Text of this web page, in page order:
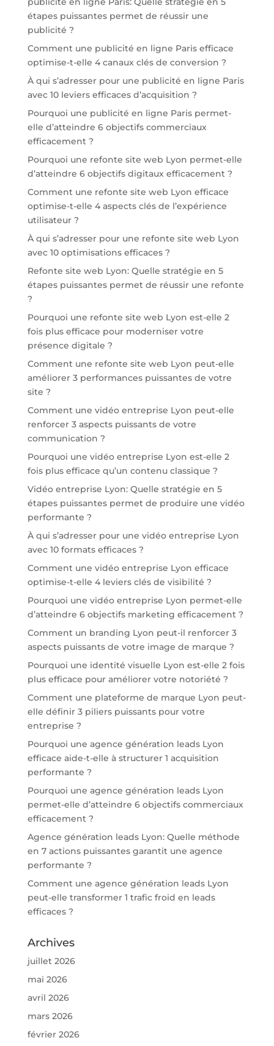
étapes puissantes permet de réussir une
publicité ?
Comment une publicité en ligne Paris efficace
optimise-t-elle 4 canaux clés de conversion ?
À qui s’adresser pour une publicité en ligne Paris
avec 10 leviers efficaces d’acquisition ?
Pourquoi une publicité en ligne Paris permet-
elle d’atteindre 6 objectifs commerciaux
efficacement ?
Pourquoi une refonte site web Lyon permet-elle
d’atteindre 6 objectifs digitaux efficacement ?
Comment une refonte site web Lyon efficace
optimise-t-elle 4 aspects clés de l’expérience
utilisateur ?
À qui s’adresser pour une refonte site web Lyon
avec 10 optimisations efficaces ?
Refonte site web Lyon: Quelle stratégie en 5
étapes puissantes permet de réussir une refonte
?
Pourquoi une refonte site web Lyon est-elle 2
fois plus efficace pour moderniser votre
présence digitale ?
Comment une refonte site web Lyon peut-elle
améliorer 3 performances puissantes de votre
site ?
Comment une vidéo entreprise Lyon peut-elle
renforcer 3 aspects puissants de votre
communication ?
Pourquoi une vidéo entreprise Lyon est-elle 2
fois plus efficace qu’un contenu classique ?
Vidéo entreprise Lyon: Quelle stratégie en 5
étapes puissantes permet de produire une vidéo
performante ?
À qui s’adresser pour une vidéo entreprise Lyon
avec 10 formats efficaces ?
Comment une vidéo entreprise Lyon efficace
optimise-t-elle 4 leviers clés de visibilité ?
Pourquoi une vidéo entreprise Lyon permet-elle
d’atteindre 6 objectifs marketing efficacement ?
Comment un branding Lyon peut-il renforcer 3
aspects puissants de votre image de marque ?
Pourquoi une identité visuelle Lyon est-elle 2 fois
plus efficace pour améliorer votre notoriété ?
Comment une plateforme de marque Lyon peut-
elle définir 3 piliers puissants pour votre
entreprise ?
Pourquoi une agence génération leads Lyon
efficace aide-t-elle à structurer 1 acquisition
performante ?
Pourquoi une agence génération leads Lyon
permet-elle d’atteindre 6 objectifs commerciaux
efficacement ?
Agence génération leads Lyon: Quelle méthode
en 7 actions puissantes garantit une agence
performante ?
Comment une agence génération leads Lyon
peut-elle transformer 1 trafic froid en leads
efficaces ?
Archives
juillet 2026
mai 2026
avril 2026
mars 2026
février 2026